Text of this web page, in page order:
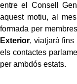
entre el Consell
aquest motiu, al
formada per
Exterior, viatjarà
els contactes
per ambdós estats.